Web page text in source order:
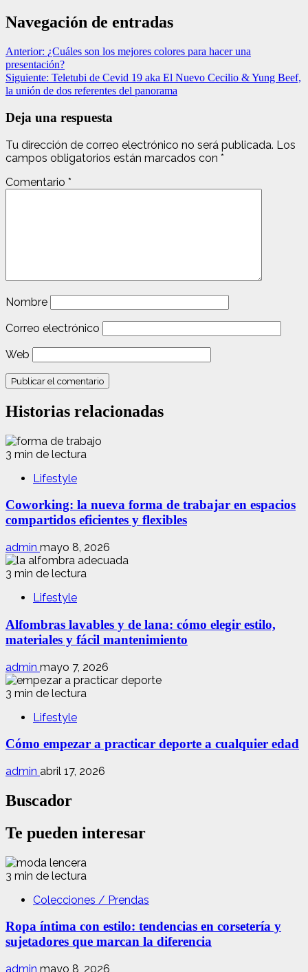
Navegación de entradas
Anterior: ¿Cuáles son los mejores colores para hacer una
presentación?
Siguiente: Teletubi de Cevid 19 aka El Nuevo Cecilio & Yung Beef,
la unión de dos referentes del panorama
Deja una respuesta
Tu dirección de correo electrónico no será publicada. Los
campos obligatorios están marcados con *
Comentario *
Nombre
Correo electrónico
Web
Historias relacionadas
3 min de lectura
Lifestyle
Coworking: la nueva forma de trabajar en espacios
compartidos eficientes y flexibles
admin mayo 8, 2026
3 min de lectura
Lifestyle
Alfombras lavables y de lana: cómo elegir estilo,
materiales y fácil mantenimiento
admin mayo 7, 2026
3 min de lectura
Lifestyle
Cómo empezar a practicar deporte a cualquier edad
admin abril 17, 2026
Buscador
Te pueden interesar
3 min de lectura
Colecciones / Prendas
Ropa íntima con estilo: tendencias en corsetería y
sujetadores que marcan la diferencia
admin mayo 8, 2026